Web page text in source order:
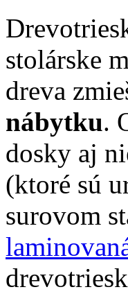
stolárske
dreva
nábytku.
dosky aj
(ktoré sú
surovom